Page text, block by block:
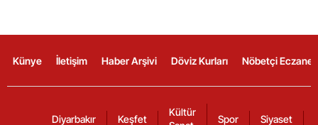
Künye İletişim Haber Arşivi Döviz Kurları Nöbetçi
Diyarbakır Keşfet
Kültür
Spor Siyaset